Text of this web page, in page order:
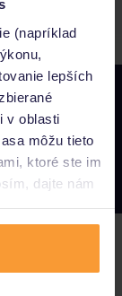
(napríklad
lepších
v oblasti
môžu tieto
ktoré ste im
dajte nám